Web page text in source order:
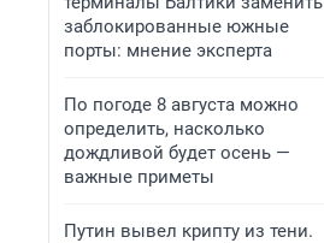
заблокированные южные
порты: мнение эксперта
По погоде 8 августа можно
определить, насколько
дождливой будет осень —
важные приметы
Путин вывел крипту из тени.